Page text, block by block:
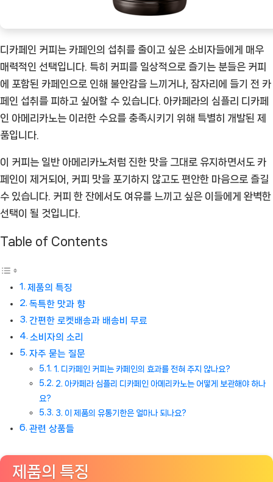
품]
디카페인 커피는 카페인의 섭취를 줄이고 싶은 소비자들에게 매우
매력적인 선택입니다. 특히 커피를 일상적으로 즐기는 분들은 커피
에 포함된 카페인으로 인해 불안감을 느끼거나, 잠자리에 들기 전 카
페인 섭취를 피하고 싶어할 수 있습니다. 아카페라의 심플리 디카페
인 아메리카노는 이러한 수요를 충족시키기 위해 특별히 개발된 제
품입니다.
이 커피는 일반 아메리카노처럼 진한 맛을 그대로 유지하면서도 카
페인이 제거되어, 커피 맛을 포기하지 않고도 편안한 마음으로 즐길
수 있습니다. 커피 한 잔에서도 여유를 느끼고 싶은 이들에게 완벽한
선택이 될 것입니다.
Table of Contents
제품의 특징
독특한 맛과 향
간편한 로켓배송과 배송비 무료
소비자의 소리
자주 묻는 질문
1. 디카페인 커피는 카페인의 효과를 전혀 주지 않나요?
2. 아카페라 심플리 디카페인 아메리카노는 어떻게 보관해야 하나
요?
3. 이 제품의 유통기한은 얼마나 되나요?
관련 상품들
제품의 특징